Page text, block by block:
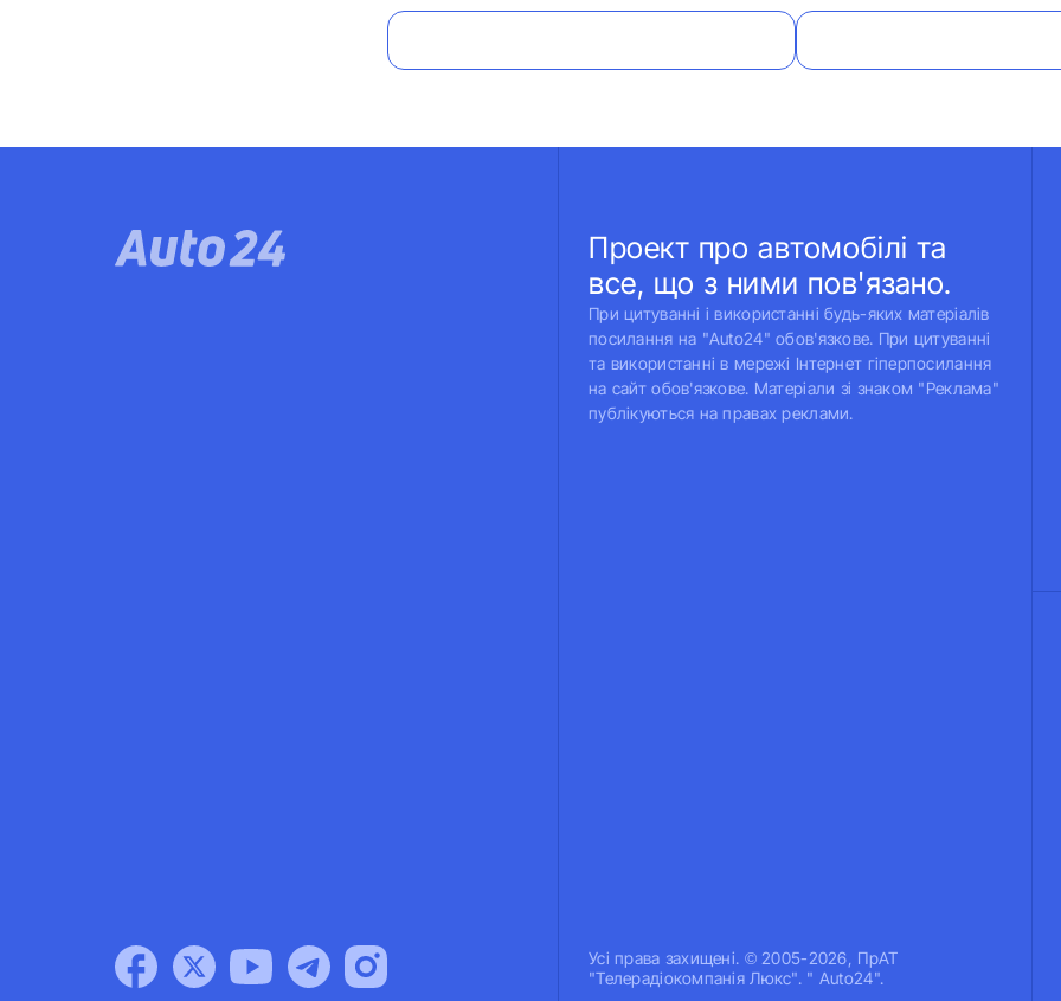
Проект про автомобілі та
все, що з ними пов'язано.
При цитуванні і використанні будь-яких матеріалів
посилання на "Auto24" обов'язкове. При цитуванні
та використанні в мережі Інтернет гіперпосилання
на сайт обов'язкове. Матеріали зі знаком "Реклама"
публікуються на правах реклами.
Усi права захищенi. © 2005-2026, ПрАТ
"Телерадіокомпанія Люкс". " Auto24".